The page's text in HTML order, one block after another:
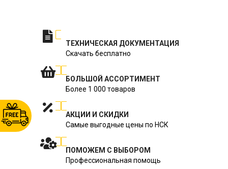
ТЕХНИЧЕСКАЯ ДОКУМЕНТАЦИЯ
Скачать бесплатно
БОЛЬШОЙ АССОРТИМЕНТ
Более 1 000 товаров
АКЦИИ И СКИДКИ
Самые выгодные цены по НСК
ПОМОЖЕМ С ВЫБОРОМ
Профессиональная помощь